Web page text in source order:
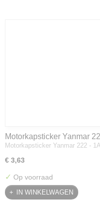
Motorkapsticker Yanmar
Motorkapsticker Yanmar 222 -
€ 3,63
✓ Op voorraad
IN WINKELWAGEN